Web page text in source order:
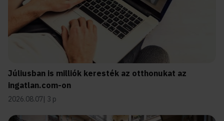
Júliusban is milliók keresték az otthonukat az
ingatlan.com-on
2026.08.07 3 p